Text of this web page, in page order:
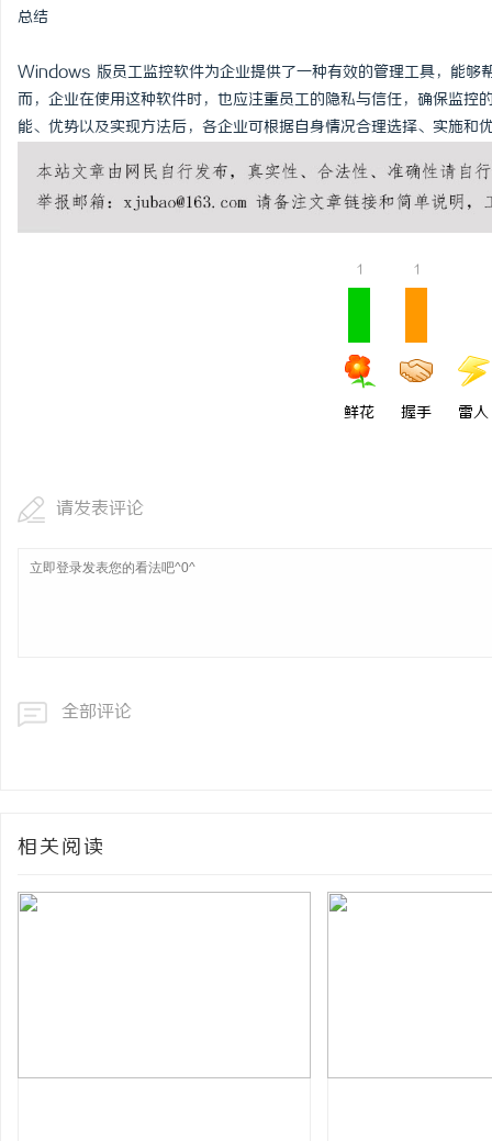
总结
Windows 版员工监控软件为企业提供了一种有效的管理工具，能够
而，企业在使用这种软件时，也应注重员工的隐私与信任，确保监
能、优势以及实现方法后，各企业可根据自身情况合理选择、实施和
1
鲜花
1
握手 雷人
请发表评论
全部评论
相关阅读